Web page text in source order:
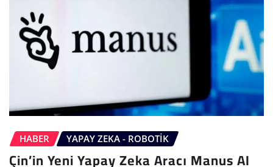
HABER YAPAY ZEKA - ROBOTIK
Çin’in Yeni Yapay Zeka Aracı Manus AI